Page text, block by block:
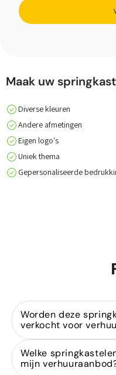
Maak uw
Diverse kleuren
Andere afmetingen
Eigen logo's
Uniek thema
Gepersonaliseerde
Worden deze
verkocht voor
Ja, wij zijn
springkastelenvoor
zijn ontworpen voor
Welke
mijn